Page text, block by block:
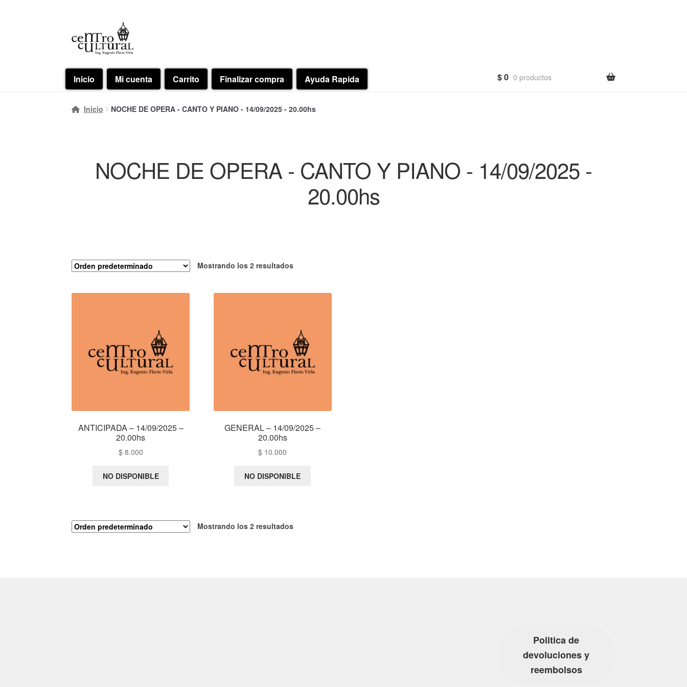
a
navegación
al
contenido
Inicio Mi cuenta Carrito Finalizar compra Ayuda Rapida $0 0 productos
Inicio NOCHE DE OPERA - CANTO Y PIANO - 14/09/2025 - 20.00hs
NOCHE DE OPERA - CANTO Y PIANO - 14/09/2025 -
20.00hs
Mostrando los 2 resultados
ANTICIPADA – 14/09/2025 –
20.00hs
$8.000
NO DISPONIBLE
GENERAL – 14/09/2025 –
20.00hs
$ 10.000
NO DISPONIBLE
Mostrando los 2 resultados
Politica de
devoluciones y
reembolsos